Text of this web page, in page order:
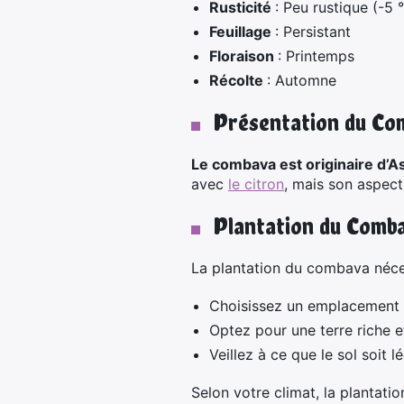
Rusticité : Peu rustique (-5
Feuillage : Persistant
Floraison : Printemps
Récolte : Automne
Présentation du
Le combava est originaire
avec le citron, mais son
Plantation du
La plantation du combava
Choisissez un emplacement
Optez pour une terre riche
Veillez à ce que le sol soit
Selon votre climat, la